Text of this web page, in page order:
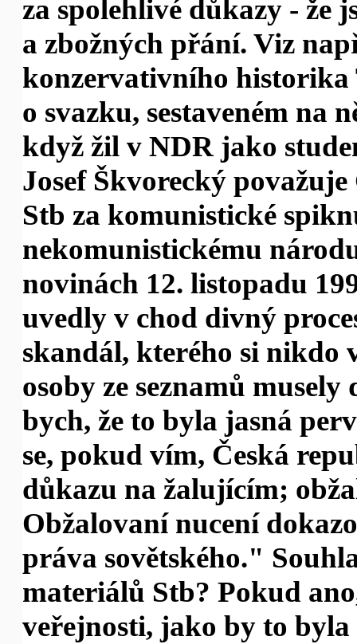
za spolehlivé důkazy - že
a zbožných přání. Viz
konzervativního
o svazku, sestaveném na
když žil v NDR jako
Josef Škvorecký
Stb za komunistické
nekomunistickému
novinách 12. listopadu
uvedly v chod divný
skandál, kterého si nikdo
osoby ze seznamů
bych, že to byla jasná
se, pokud vím, Česká
důkazu na žalujícím;
Obžalovaní nucení
práva sovětského."
materiálů Stb? Pokud
veřejnosti, jako by to